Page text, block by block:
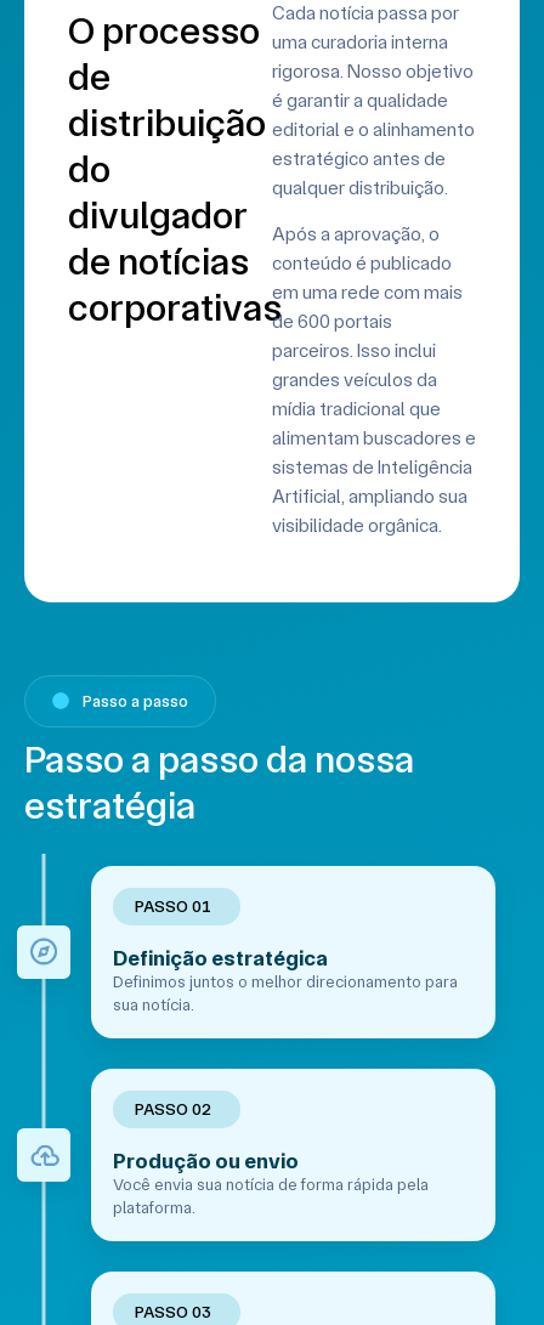
O processo
de
distribuição
do
divulgador
de notícias
corporativas
Cada notícia passa por
uma curadoria interna
rigorosa. Nosso objetivo
é garantir a qualidade
editorial e o alinhamento
estratégico antes de
qualquer distribuição.
Após a aprovação, o
conteúdo é publicado
em uma rede com mais
de 600 portais
parceiros. Isso inclui
grandes veículos da
mídia tradicional que
alimentam buscadores e
sistemas de Inteligência
Artificial, ampliando sua
visibilidade orgânica.
Passo a passo
Passo a passo da nossa
estratégia
PASSO 01
Definição estratégica
Definimos juntos o melhor direcionamento para
sua notícia.
PASSO 02
Produção ou envio
Você envia sua notícia de forma rápida pela
plataforma.
PASSO 03